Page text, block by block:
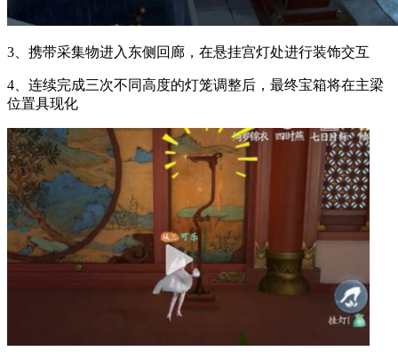
3、携带采集物进入东侧回廊，在悬挂宫灯处进行装饰交互
4、连续完成三次不同高度的灯笼调整后，最终宝箱将在主梁
位置具现化